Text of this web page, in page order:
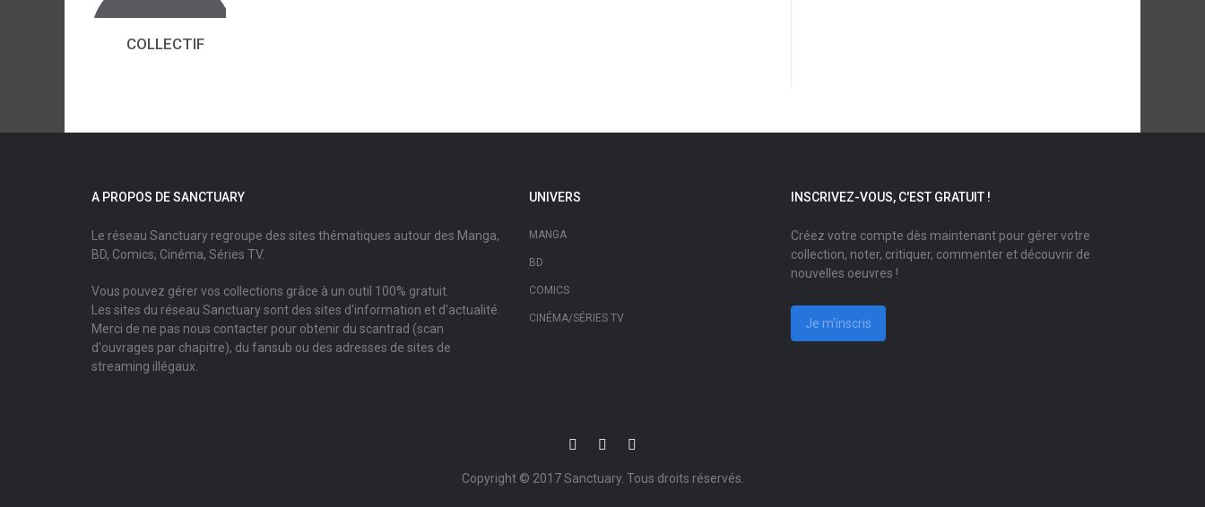
COLLECTIF
A PROPOS DE SANCTUARY
Le réseau Sanctuary regroupe des sites thématiques autour des Manga,
BD, Comics, Cinéma, Séries TV.
Vous pouvez gérer vos collections grâce à un outil 100% gratuit.
Les sites du réseau Sanctuary sont des sites d'information et d'actualité.
Merci de ne pas nous contacter pour obtenir du scantrad (scan
d'ouvrages par chapitre), du fansub ou des adresses de sites de
streaming illégaux.
UNIVERS
MANGA
BD
COMICS
CINÉMA/SÉRIES TV
INSCRIVEZ-VOUS, C'EST GRATUIT !
Créez votre compte dès maintenant pour gérer votre
collection, noter, critiquer, commenter et découvrir de
nouvelles oeuvres !
Je m'inscris
Copyright © 2017Sanctuary. Tous droits réservés.